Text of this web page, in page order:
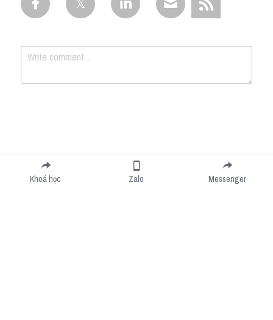
Submit
Khoá học Zalo Messenger